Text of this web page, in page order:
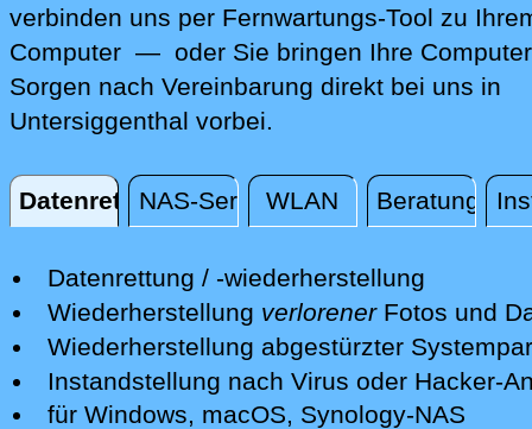
verbinden uns per Fernwartungs-Tool zu
Computer — oder Sie bringen Ihre
Sorgen nach Vereinbarung direkt bei uns in
Untersiggenthal vorbei.
DatenrettungNAS-ServerWLAN Beratung
Datenrettung
Datenrettung / -wiederherstellung
Wir retten Ihre verlorenen Daten mit
professionellen Mitteln.
Nach einer ersten kostenfreien
Schadens unterbreiten wir Ihnen ein
Wiederherstellung verlorenerFotos und
Nach einer erfolgreichen Datenrettung
wir Ihre Fotos und andere Dateien auf
neuen Datenträger bereit.
Wiederherstellung abgestürzter
Wir retten Systempartitionen und
System wieder bootfähig - soweit
Instandstellung nach Virus oder Hacker-
Wir isolieren die Gefahren und
für Windows, macOS, Synology-NAS